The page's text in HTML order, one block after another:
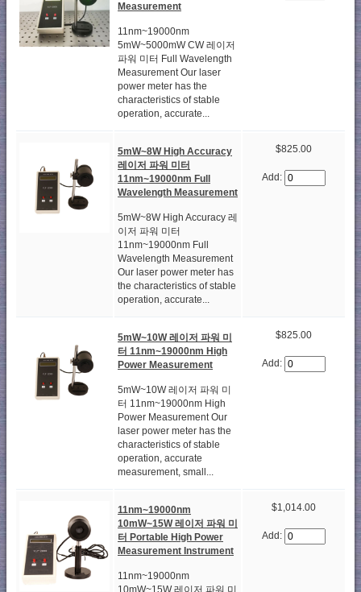
Measurement
11nm~19000nm
5mW~5000mW CW 레이저
파워 미터 Full Wavelength
Measurement Our laser
power meter has the
characteristics of stable
operation, accurate...
5mW~8W High Accuracy
레이저 파워 미터
11nm~19000nm Full
Wavelength Measurement
5mW~8W High Accuracy 레
이저 파워 미터
11nm~19000nm Full
Wavelength Measurement
Our laser power meter has
the characteristics of stable
operation, accurate...
$825.00
Add:
5mW~10W 레이저 파워 미
터 11nm~19000nm High
Power Measurement
5mW~10W 레이저 파워 미
터 11nm~19000nm High
Power Measurement Our
laser power meter has the
characteristics of stable
operation, accurate
measurement, small...
$825.00
Add:
11nm~19000nm
10mW~15W 레이저 파워 미
터 Portable High Power
Measurement Instrument
11nm~19000nm
10mW~15W 레이저 파워 미
$1,014.00
Add: